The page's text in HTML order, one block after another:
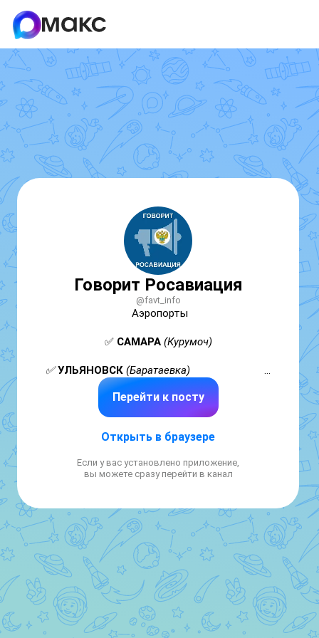
Говорит Росавиация
@favt_info
Аэропорты
✅ САМАРА (Курумоч)
✅ УЛЬЯНОВСК (Баратаевка)
ограничения на прием и выпуск
🧑‍🧑‍🧒‍🧒 Ограничения необходимы для
Перейти к посту
Открыть в браузере
Если у вас установлено приложение,
вы можете сразу перейти в канал